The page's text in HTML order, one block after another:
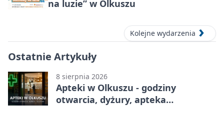
na luzie” w Olkuszu
Kolejne wydarzenia
Ostatnie Artykuły
8 sierpnia 2026
Apteki w Olkuszu - godziny
otwarcia, dyżury, apteka